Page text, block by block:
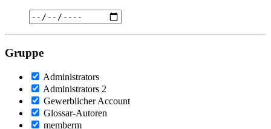
Gruppe
Administrators
Administrators 2
Gewerblicher Account
Glossar-Autoren
memberm